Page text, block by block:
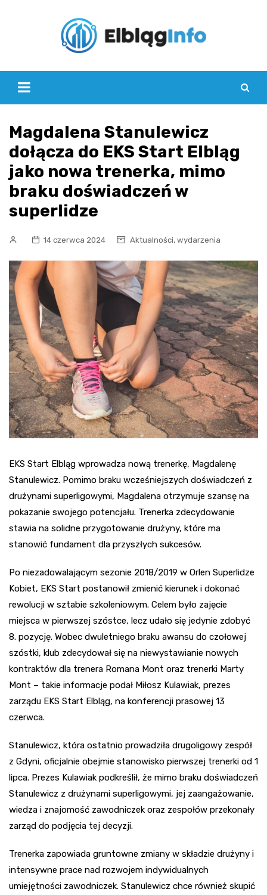
Magdalena Stanulewicz
dołącza do EKS Start Elbląg
jako nowa trenerka, mimo
braku doświadczeń w
superlidze
14 czerwca 2024 Aktualności, wydarzenia
EKS Start Elbląg wprowadza nową trenerkę, Magdalenę
Stanulewicz. Pomimo braku wcześniejszych doświadczeń z
drużynami superligowymi, Magdalena otrzymuje szansę na
pokazanie swojego potencjału. Trenerka zdecydowanie
stawia na solidne przygotowanie drużyny, które ma
stanowić fundament dla przyszłych sukcesów.
Po niezadowalającym sezonie 2018/2019 w Orlen Superlidze
Kobiet, EKS Start postanowił zmienić kierunek i dokonać
rewolucji w sztabie szkoleniowym. Celem było zajęcie
miejsca w pierwszej szóstce, lecz udało się jedynie zdobyć
8. pozycję. Wobec dwuletniego braku awansu do czołowej
szóstki, klub zdecydował się na niewystawianie nowych
kontraktów dla trenera Romana Mont oraz trenerki Marty
Mont – takie informacje podał Miłosz Kulawiak, prezes
zarządu EKS Start Elbląg, na konferencji prasowej 13
czerwca.
Stanulewicz, która ostatnio prowadziła drugoligowy zespół
z Gdyni, oficjalnie obejmie stanowisko pierwszej trenerki od 1
lipca. Prezes Kulawiak podkreślił, że mimo braku doświadczeń
Stanulewicz z drużynami superligowymi, jej zaangażowanie,
wiedza i znajomość zawodniczek oraz zespołów przekonały
zarząd do podjęcia tej decyzji.
Trenerka zapowiada gruntowne zmiany w składzie drużyny i
intensywne prace nad rozwojem indywidualnych
umiejętności zawodniczek. Stanulewicz chce również skupić